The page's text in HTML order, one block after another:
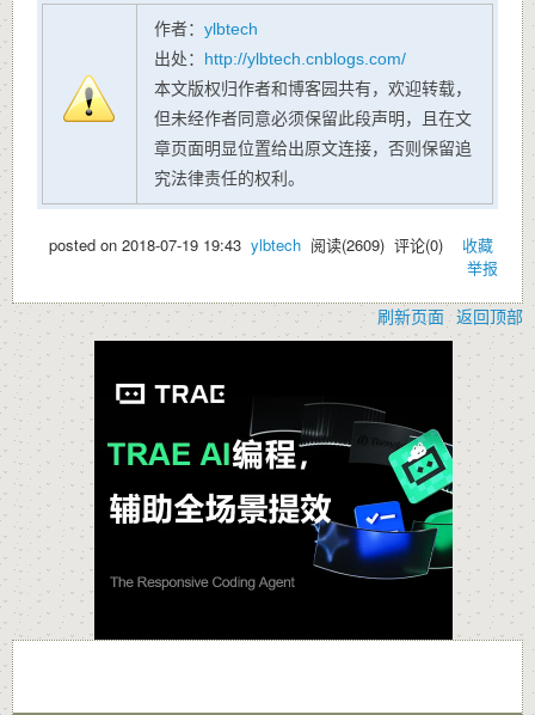
作者： ylbtech
出处： http://ylbtech.cnblogs.com/
本文版权归作者和博客园共有，欢迎转载，
但未经作者同意必须保留此段声明，且在文
章页面明显位置给出原文连接，否则保留追
究法律责任的权利。
posted on 2018-07-19 19:43 ylbtech 阅读(2609) 评论(0) 收藏
举报
刷新页面 返回顶部